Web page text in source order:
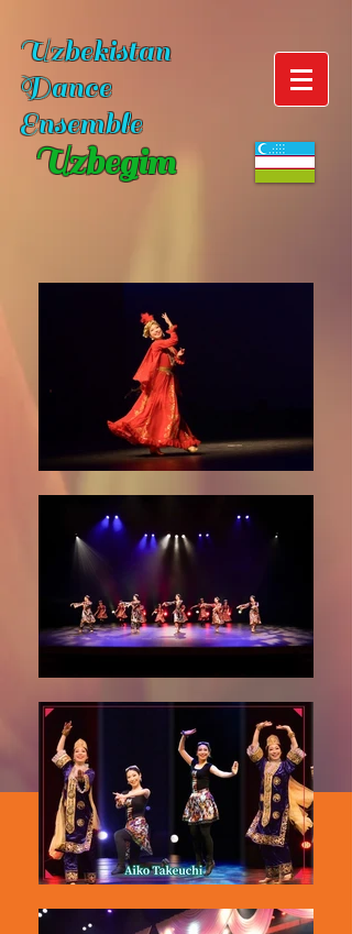
Uzbekistan
Dance
Ensemble
Uzbegim